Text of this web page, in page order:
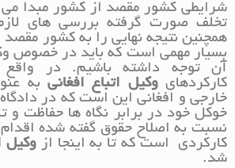
شرایطی کشور مقصد از کشور مبدا
تخلف صورت گرفته بررسی های
همچنین نتیجه نهایی را به کشور مقصد
بسیار مهمی است که باید در خصوص
آن توجه داشته باشیم. در واقع
کارکردهایوکیل اتباع افغانی به
خارجی و افغانی این است که در
خوکل خود در برابر نگاه ها حفاظت و
نسبت به اصلاح حقوق گفته شده
کارکردی است که تا به اینجا از وکیل
شد.